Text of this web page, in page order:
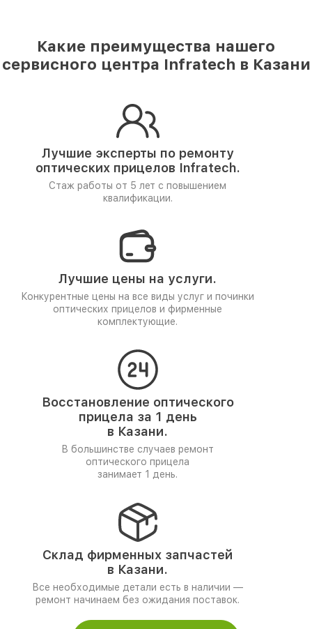
Какие преимущества нашего
сервисного центра Infratech в Казани
Лучшие эксперты по ремонту
оптических прицелов Infratech.
Стаж работы от 5 лет с повышением
квалификации.
Лучшие цены на услуги.
Конкурентные цены на все виды услуг и починки
оптических прицелов и фирменные
комплектующие.
Восстановление оптического
прицела за 1 день
в Казани.
В большинстве случаев ремонт
оптического прицела
занимает 1 день.
Склад фирменных запчастей
в Казани.
Все необходимые детали есть в наличии —
ремонт начинаем без ожидания поставок.